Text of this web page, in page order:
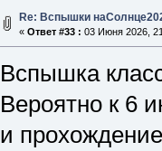
Re: Вспышки
« Ответ #33 : 03 Июня 2026,
Вспышка
Вероятно к 6
и